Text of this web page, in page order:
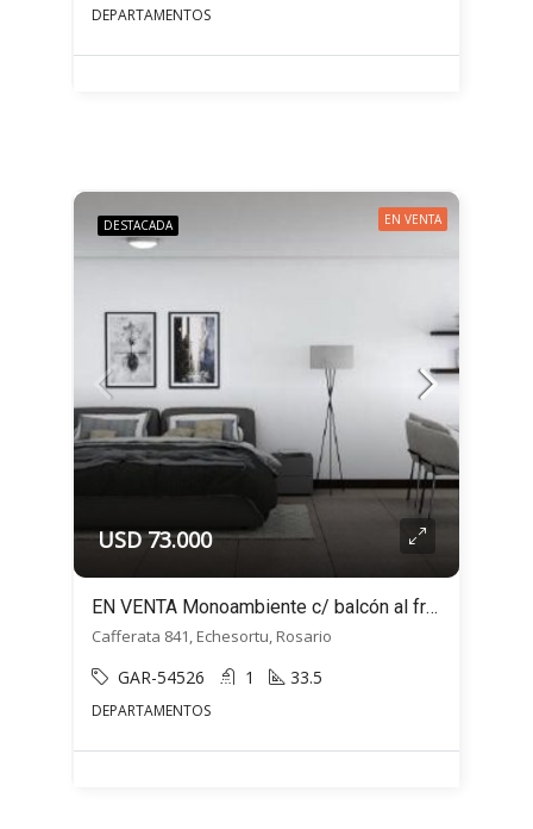
DEPARTAMENTOS
DESTACADA EN VENTA
USD 73.000
EN VENTA Monoambiente c/ balcón al frente- Cafferata 800 – Echesortu, Rosario
Cafferata 841, Echesortu, Rosario
GAR-54526 1 33.5
DEPARTAMENTOS